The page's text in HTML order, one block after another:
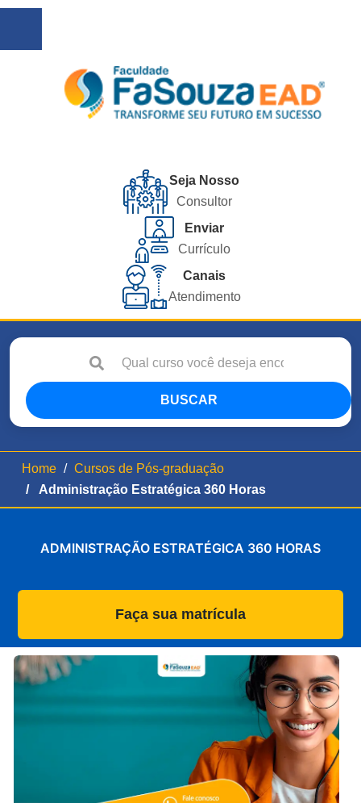
Seja Nosso
Consultor
Enviar
Currículo
Canais
Atendimento
BUSCAR
Home
Cursos de Pós-graduação
Administração Estratégica 360 Horas
ADMINISTRAÇÃO ESTRATÉGICA 360 HORAS
Faça sua matrícula